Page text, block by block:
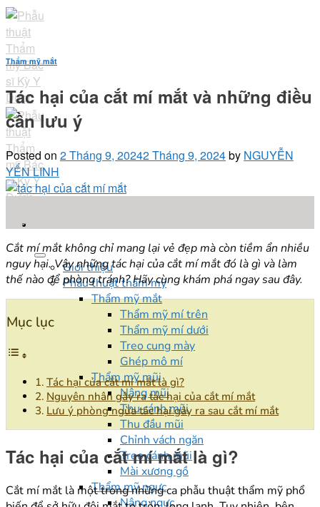
Skip
to
content
Giới thiệu
Phẫu thuật thẩm mỹ
Thẩm mỹ mắt
Thẩm mỹ mí trên
Thẩm mỹ mí dưới
Treo cung mày
Ghép mô mí
Thẩm mỹ mũi
Nâng mũi
Thu cánh mũi
Thu đầu mũi
Chỉnh vách ngăn
Treo cánh mũi
Mài xương gồ
Thẩm mỹ ngực
Nâng ngực
Thẩm mỹ mắt
Tác hại của cắt mí mắt và những điều
cần lưu ý
Posted on 2 Tháng 9, 20242 Tháng 9, 2024by NGUYỄN
YẾN LINH
Th9
Cắt mí mắt không chỉ mang lại vẻ đẹp mà còn tiềm ẩn nhiều
nguy hại. Vậy những tác hại của cắt mí mắt đó là gì và làm
thế nào để phòng tránh? Hãy cùng khám phá ngay sau đây.
Mục lục
Tác hại của cắt mí mắt là gì?
Nguyên nhân gây ra tác hại của cắt mí mắt
Lưu ý phòng ngừa tác hại gây ra sau cắt mí mắt
Tác hại của cắt mí mắt là gì?
Cắt mí mắt là một trong những ca phẫu thuật thẩm mỹ phổ